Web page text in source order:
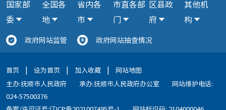
国家部
委
全国各
地
省内各
市
市直各部
门
区县政
府
其他机
构
政府网站监管 政府网站抽查情况
首页 | 设为首页 | 加入收藏 |
网站地图
主办:抚顺市人民政府
承办:抚顺市人民政府办公室
网站维护电话:
024-57500376